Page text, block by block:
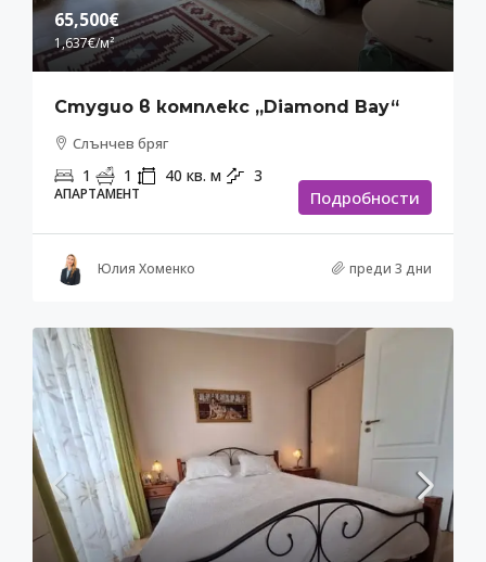
65,500€
1,637€/м²
Студио в комплекс „Diamond Bay“
Слънчев бряг
1 1 40 кв. м 3
АПАРТАМЕНТ Подробности
Юлия Хоменко преди 3 дни